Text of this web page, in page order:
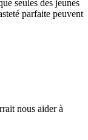
seules des jeunes
parfaite peuvent
nous aider à
!